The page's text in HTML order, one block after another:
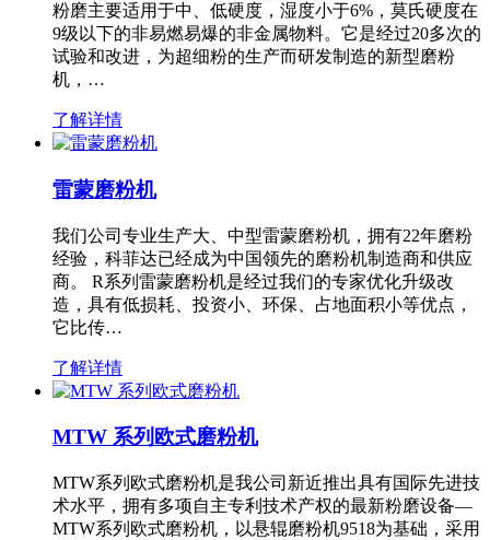
粉磨主要适用于中、低硬度，湿度小于6%，莫氏硬度在
9级以下的非易燃易爆的非金属物料。它是经过20多次的
试验和改进，为超细粉的生产而研发制造的新型磨粉
机，…
了解详情
雷蒙磨粉机
我们公司专业生产大、中型雷蒙磨粉机，拥有22年磨粉
经验，科菲达已经成为中国领先的磨粉机制造商和供应
商。 R系列雷蒙磨粉机是经过我们的专家优化升级改
造，具有低损耗、投资小、环保、占地面积小等优点，
它比传…
了解详情
MTW 系列欧式磨粉机
MTW系列欧式磨粉机是我公司新近推出具有国际先进技
术水平，拥有多项自主专利技术产权的最新粉磨设备—
MTW系列欧式磨粉机，以悬辊磨粉机9518为基础，采用